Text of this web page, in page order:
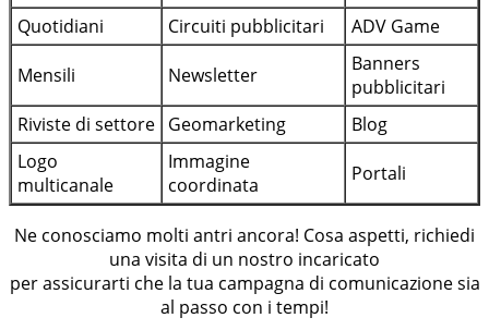
Quotidiani Circuiti pubblicitari ADV Game
Mensili Newsletter
Banners
pubblicitari
Riviste di settore Geomarketing
Blog
Logo
multicanale
Immagine
coordinata
Portali
Ne conosciamo molti antri ancora! Cosa aspetti, richiedi
una visita di un nostro incaricato
per assicurarti che la tua campagna di comunicazione sia
al passo con i tempi!